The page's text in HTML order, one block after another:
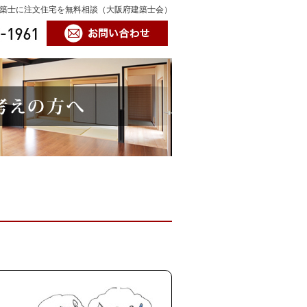
士に注文住宅を無料相談（大阪府建築士会）